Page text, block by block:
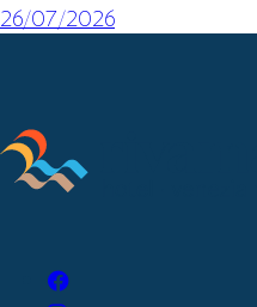
26/07/2026